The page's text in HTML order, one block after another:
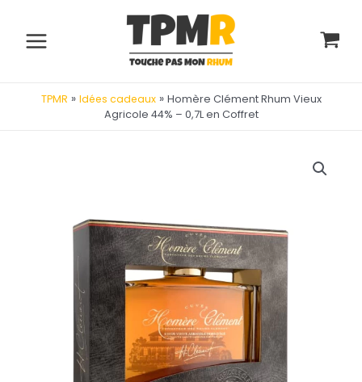
contenu
Main
TPMR » Idées cadeaux» Homère Clément Rhum Vieux
Agricole 44% – 0,7L en Coffret